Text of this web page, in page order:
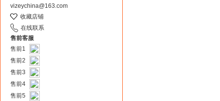
vizeychina@163.com
收藏店铺
在线联系
售前客服
售前1
售前2
售前3
售前4
售前5